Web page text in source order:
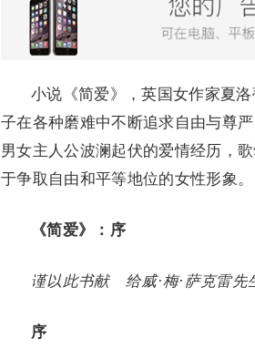
小说《简爱》，英国女作家夏
子在各种磨难中不断追求自由与尊
男女主人公波澜起伏的爱情经历，
于争取自由和平等地位的女性形象。
《简爱》：序
谨以此书献 给威·梅·萨克雷先
序